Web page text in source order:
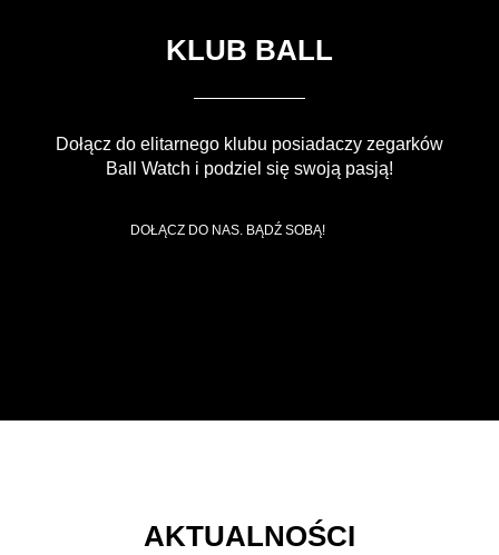
KLUB BALL
Dołącz do elitarnego klubu posiadaczy zegarków
Ball Watch i podziel się swoją pasją!
DOŁĄCZ DO NAS. BĄDŹ SOBĄ!
AKTUALNOŚCI